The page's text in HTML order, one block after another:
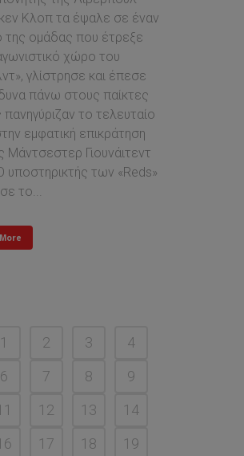
Κλοπ τα έψαλε σε έναν
της ομάδας που έτρεξε
χώρο του
γλίστρησε και έπεσε
πάνω στους παίκτες
το τελευταίο
εμφατική επικράτηση
Μάντσεστερ Γιουνάιτεντ
υποστηρικτής των «Reds»
το...
1 2 3
4
6 7 8
9
12 13
14
17 18
19